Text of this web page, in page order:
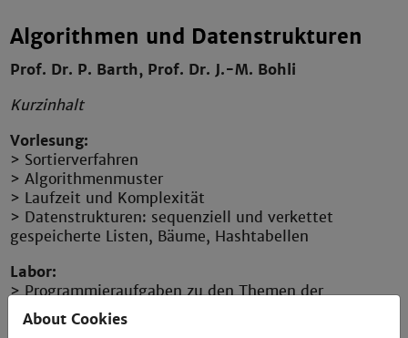
Algorithmen und Datenstrukturen
Prof. Dr. P. Barth, Prof. Dr. J.-M. Bohli
Kurzinhalt
Vorlesung:
> Sortierverfahren
> Algorithmenmuster
> Laufzeit und Komplexität
> Datenstrukturen: sequenziell und verkettet
gespeicherte Listen, Bäume, Hashtabellen
Labor:
> Programmieraufgaben zu den Themen der
Vorlesung
About Cookies